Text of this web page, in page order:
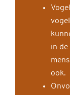
in de
ook.